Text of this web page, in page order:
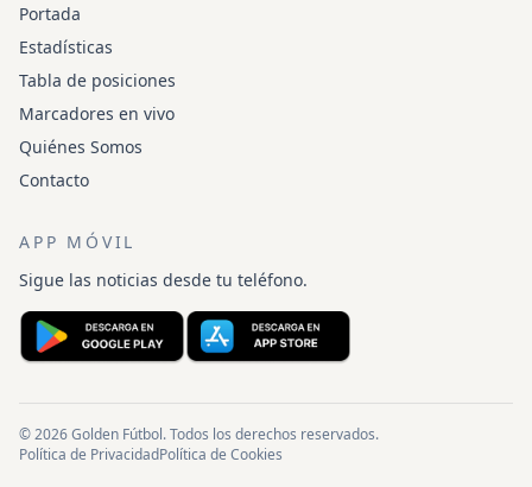
Portada
Estadísticas
Tabla de posiciones
Marcadores en vivo
Quiénes Somos
Contacto
APP MÓVIL
Sigue las noticias desde tu teléfono.
© 2026 Golden Fútbol. Todos los derechos reservados.
Política de PrivacidadPolítica de Cookies